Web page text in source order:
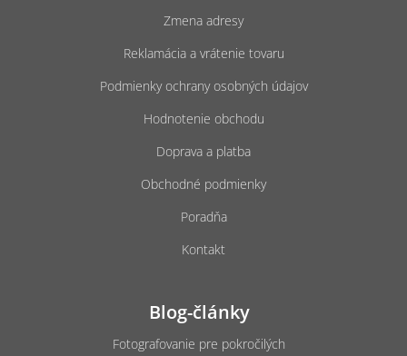
s
Zmena adresy
Reklamácia a vrátenie tovaru
Podmienky ochrany osobných údajov
Hodnotenie obchodu
Doprava a platba
Obchodné podmienky
Poradňa
Kontakt
Blog-články
Fotografovanie pre pokročilých